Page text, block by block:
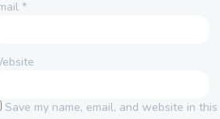
*
Save my name, email, and website in